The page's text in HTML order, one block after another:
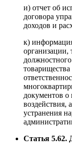
и) отчет об
договора
доходов и
к)
организации,
документов
воздействия,
устранения
Статья 5.62.